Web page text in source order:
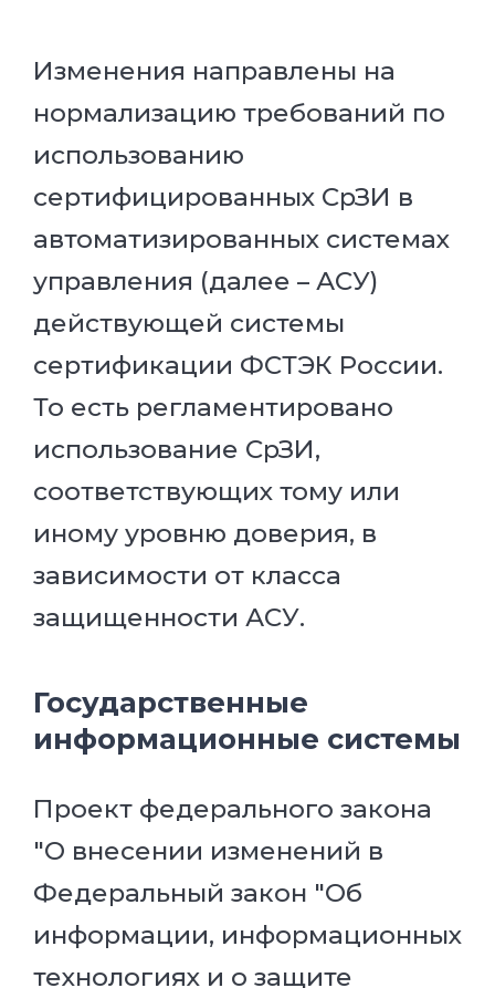
Изменения направлены на
нормализацию требований по
использованию
сертифицированных СрЗИ в
автоматизированных системах
управления (далее – АСУ)
действующей системы
сертификации ФСТЭК России.
То есть регламентировано
использование СрЗИ,
соответствующих тому или
иному уровню доверия, в
зависимости от класса
защищенности АСУ.
Государственные
информационные системы
Проект федерального закона
"О внесении изменений в
Федеральный закон "Об
информации, информационных
технологиях и о защите